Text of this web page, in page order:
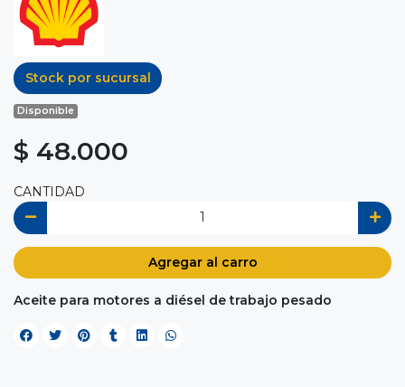
Stock por sucursal
Disponible
$ 48.000
CANTIDAD
Agregar al carro
Aceite para motores a diésel de trabajo pesado